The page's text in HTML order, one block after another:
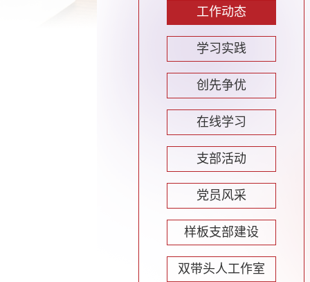
工作动态
学习实践
创先争优
在线学习
支部活动
党员风采
样板支部建设
双带头人工作室